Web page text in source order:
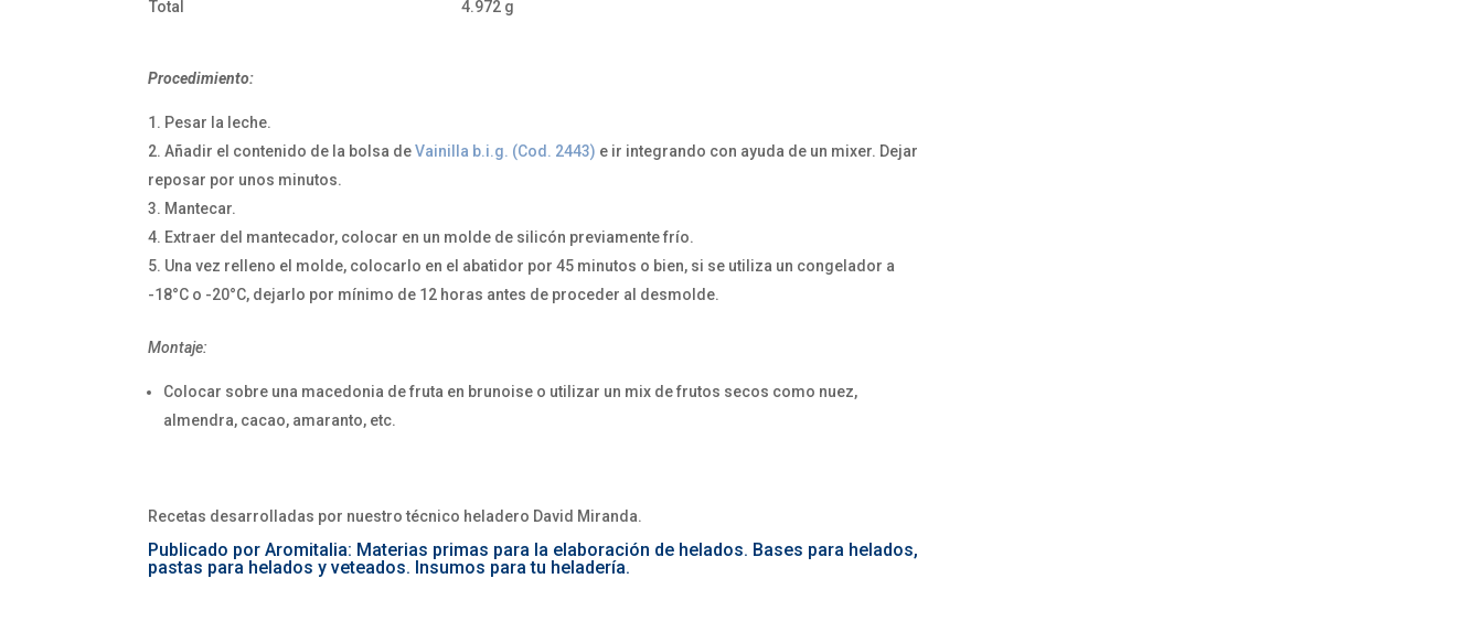
Total
4.972 g
Procedimiento:
Pesar la leche.
Añadir el contenido de la bolsa deVainilla b.i.g. (Cod. 2443) e ir integrando con ayuda de un mixer. Dejar
reposar por unos minutos.
Mantecar.
Extraer del mantecador, colocar en un molde de silicón previamente frío.
Una vez relleno el molde, colocarlo en el abatidor por 45 minutos o bien, si se utiliza un congelador a
-18°C o -20°C, dejarlo por mínimo de 12 horas antes de proceder al desmolde.
Montaje:
Colocar sobre una macedonia de fruta en brunoise o utilizar un mix de frutos secos como nuez,
almendra, cacao, amaranto, etc.
Recetas desarrolladas por nuestro técnico heladero David Miranda.
Publicado por Aromitalia: Materias primas para la elaboración de helados. Bases para helados,
pastas para helados y veteados. Insumos para tu heladería.